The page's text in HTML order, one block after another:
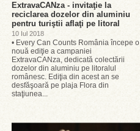
ExtravaCANza - invitaţie la
reciclarea dozelor din aluminiu
pentru turiştii aflaţi pe litoral
10 Iul 2018
• Every Can Counts România începe o
nouă ediţie a campaniei
ExtravaCANza, dedicată colectării
dozelor din aluminiu pe litoralul
românesc. Ediţia din acest an se
desfăşoară pe plaja Flora din
staţiunea...